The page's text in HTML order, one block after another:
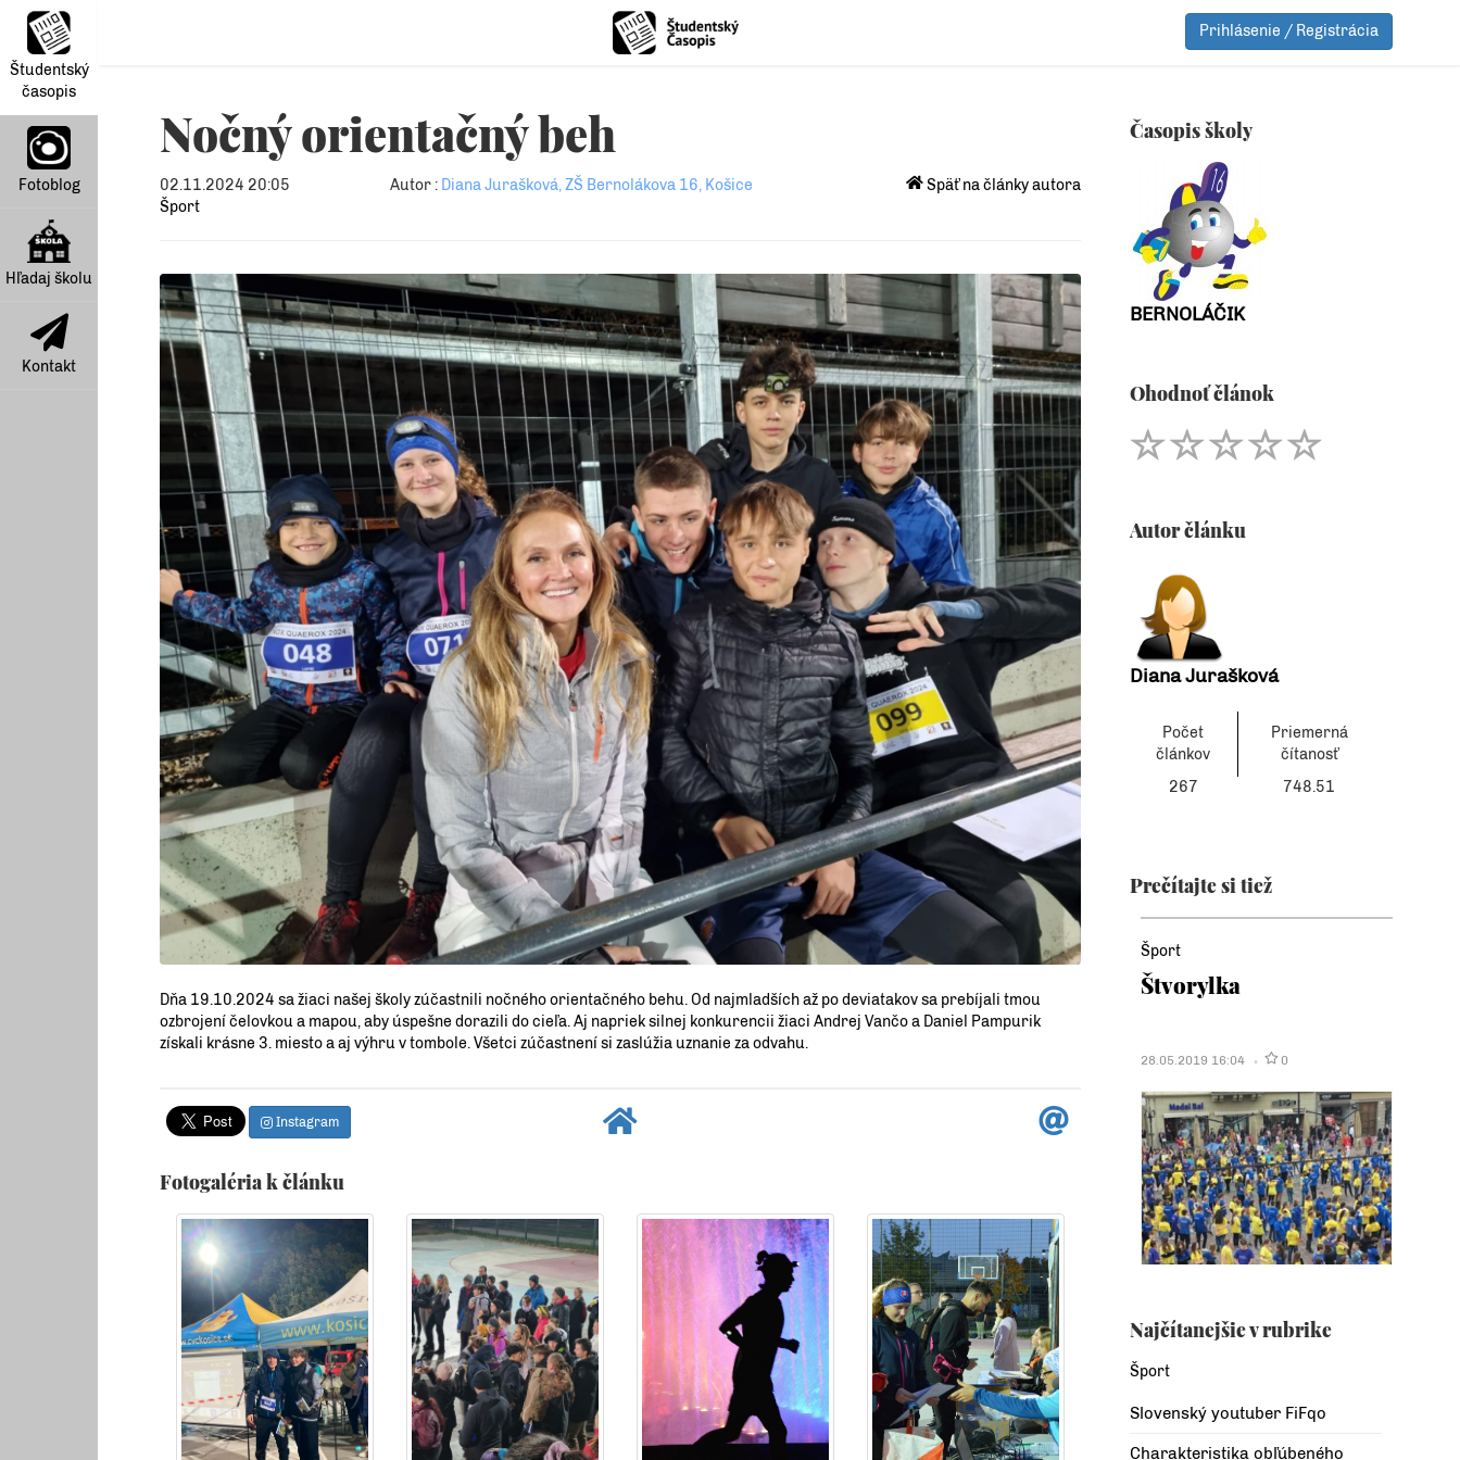
Študentský
časopis
Fotoblog
Hľadaj školu
Kontakt
Prihlásenie / Registrácia
Nočný orientačný beh
02.11.2024 20:05
Šport
Autor : Diana Jurašková, ZŠ Bernolákova 16, Košice Späť na články autora
Dňa 19.10.2024 sa žiaci našej školy zúčastnili nočného orientačného behu. Od najmladších až po deviatakov sa prebíjali tmou
ozbrojení čelovkou a mapou, aby úspešne dorazili do cieľa. Aj napriek silnej konkurencii žiaci Andrej Vančo a Daniel Pampurik
získali krásne 3. miesto a aj výhru v tombole. Všetci zúčastnení si zaslúžia uznanie za odvahu.
Instagram
Fotogaléria k článku
Časopis školy
BERNOLÁČIK
Ohodnoť článok
Autor článku
Diana Jurašková
Počet
článkov
Priemerná
čítanosť
267
748.51
Prečítajte si tiež
Šport
Štvorylka
28.05.2019 16:04 0
Najčítanejšie v rubrike
Šport
Slovenský youtuber FiFqo
Charakteristika obľúbeného